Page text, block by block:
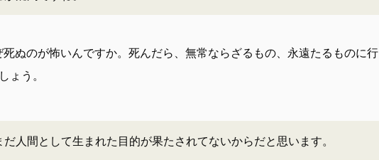
ぬのが怖いんですか。死んだら、無常ならざるもの、永遠たるものに行
ょう。
人間として生まれた目的が果たされてないからだと思います。